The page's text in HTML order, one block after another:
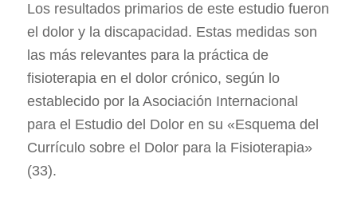
Los resultados primarios de este estudio fueron
el dolor y la discapacidad. Estas medidas son
las más relevantes para la práctica de
fisioterapia en el dolor crónico, según lo
establecido por la Asociación Internacional
para el Estudio del Dolor en su «Esquema del
Currículo sobre el Dolor para la Fisioterapia»
(33).